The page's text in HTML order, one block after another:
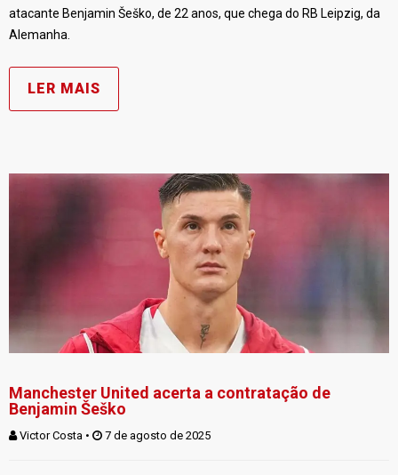
atacante Benjamin Šeško, de 22 anos, que chega do RB Leipzig, da
Alemanha.
LER MAIS
Manchester United acerta a contratação de
Benjamin Šeško
Victor Costa • 7 de agosto de 2025